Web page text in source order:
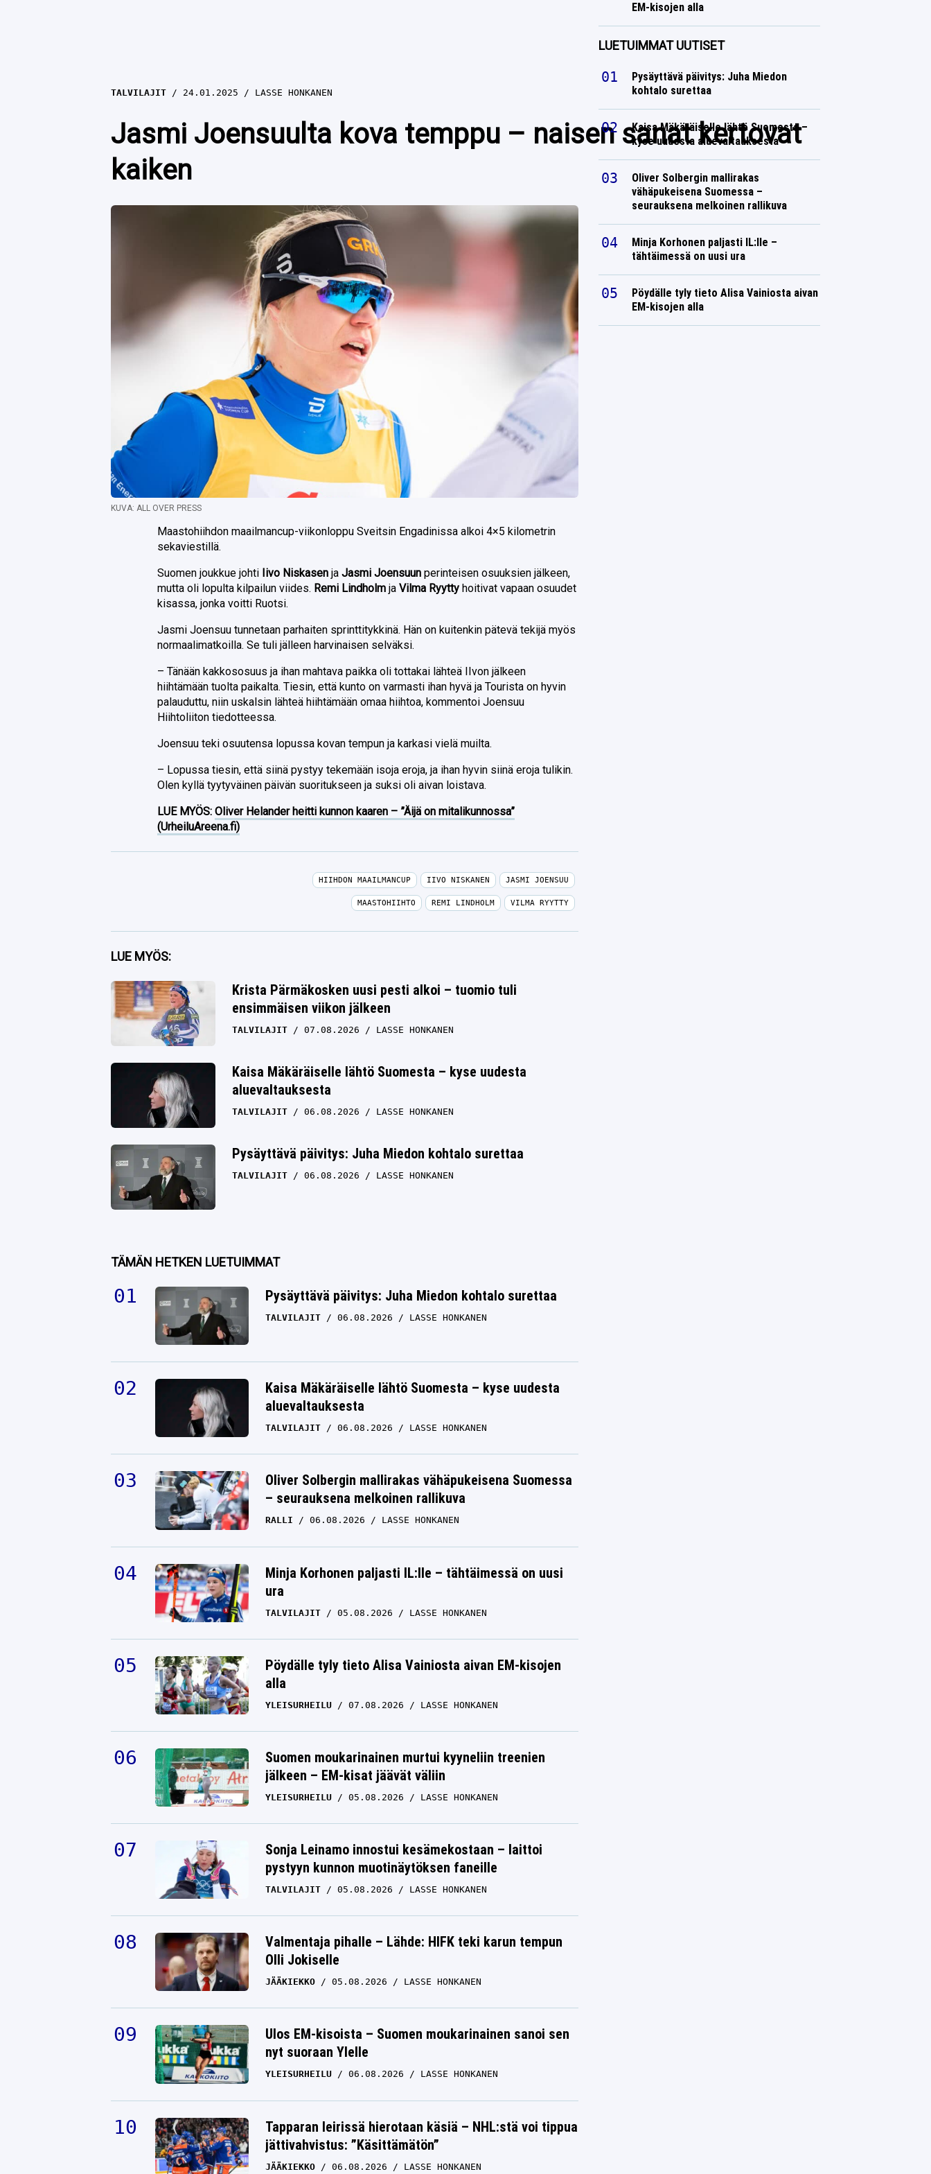
TALVILAJIT 24.01.2025 LASSE HONKANEN
Jasmi Joensuulta kova temppu – naisen sanat kertovat
kaiken
KUVA: ALL OVER PRESS
Maastohiihdon maailmancup-viikonloppu Sveitsin Engadinissa alkoi 4×5 kilometrin
sekaviestillä.
Suomen joukkue johti Iivo Niskasen jaJasmi Joensuunperinteisen osuuksien jälkeen,
mutta oli lopulta kilpailun viides. Remi Lindholm jaVilma Ryytty hoitivat vapaan osuudet
kisassa, jonka voitti Ruotsi.
Jasmi Joensuu tunnetaan parhaiten sprinttitykkinä. Hän on kuitenkin pätevä tekijä myös
normaalimatkoilla. Se tuli jälleen harvinaisen selväksi.
– Tänään kakkososuus ja ihan mahtava paikka oli tottakai lähteä IIvon jälkeen
hiihtämään tuolta paikalta. Tiesin, että kunto on varmasti ihan hyvä ja Tourista on hyvin
palauduttu, niin uskalsin lähteä hiihtämään omaa hiihtoa, kommentoi Joensuu
Hiihtoliiton tiedotteessa.
Joensuu teki osuutensa lopussa kovan tempun ja karkasi vielä muilta.
– Lopussa tiesin, että siinä pystyy tekemään isoja eroja, ja ihan hyvin siinä eroja tulikin.
Olen kyllä tyytyväinen päivän suoritukseen ja suksi oli aivan loistava.
LUE MYÖS:Oliver Helander heitti kunnon kaaren – ”Äijä on mitalikunnossa”
(UrheiluAreena.fi)
Whatsapp
HIIHDON MAAILMANCUP IIVO NISKANEN JASMI JOENSUU
MAASTOHIIHTO REMI LINDHOLM VILMA RYYTTY
LUE MYÖS:
Krista Pärmäkosken uusi pesti alkoi – tuomio tuli
ensimmäisen viikon jälkeen
TALVILAJIT 07.08.2026 LASSE HONKANEN
Kaisa Mäkäräiselle lähtö Suomesta – kyse uudesta
aluevaltauksesta
TALVILAJIT 06.08.2026 LASSE HONKANEN
Pysäyttävä päivitys: Juha Miedon kohtalo surettaa
TALVILAJIT 06.08.2026 LASSE HONKANEN
TÄMÄN HETKEN LUETUIMMAT
Pysäyttävä päivitys: Juha Miedon kohtalo surettaa
TALVILAJIT 06.08.2026 LASSE HONKANEN
Kaisa Mäkäräiselle lähtö Suomesta – kyse uudesta
aluevaltauksesta
TALVILAJIT 06.08.2026 LASSE HONKANEN
Oliver Solbergin mallirakas vähäpukeisena Suomessa
– seurauksena melkoinen rallikuva
RALLI 06.08.2026 LASSE HONKANEN
Minja Korhonen paljasti IL:lle – tähtäimessä on uusi
ura
TALVILAJIT 05.08.2026 LASSE HONKANEN
Pöydälle tyly tieto Alisa Vainiosta aivan EM-kisojen
alla
YLEISURHEILU 07.08.2026 LASSE HONKANEN
Suomen moukarinainen murtui kyyneliin treenien
jälkeen – EM-kisat jäävät väliin
YLEISURHEILU 05.08.2026 LASSE HONKANEN
Sonja Leinamo innostui kesämekostaan – laittoi
pystyyn kunnon muotinäytöksen faneille
TALVILAJIT 05.08.2026 LASSE HONKANEN
Valmentaja pihalle – Lähde: HIFK teki karun tempun
Olli Jokiselle
JÄÄKIEKKO 05.08.2026 LASSE HONKANEN
Ulos EM-kisoista – Suomen moukarinainen sanoi sen
nyt suoraan Ylelle
YLEISURHEILU 06.08.2026 LASSE HONKANEN
Tapparan leirissä hierotaan käsiä – NHL:stä voi tippua
jättivahvistus: ”Käsittämätön”
JÄÄKIEKKO 06.08.2026 LASSE HONKANEN
EM-kisojen alla
LUETUIMMAT UUTISET
Pysäyttävä päivitys: Juha Miedon
kohtalo surettaa
Kaisa Mäkäräiselle lähtö Suomesta –
kyse uudesta aluevaltauksesta
Oliver Solbergin mallirakas
vähäpukeisena Suomessa –
seurauksena melkoinen rallikuva
Minja Korhonen paljasti IL:lle –
tähtäimessä on uusi ura
Pöydälle tyly tieto Alisa Vainiosta aivan
EM-kisojen alla